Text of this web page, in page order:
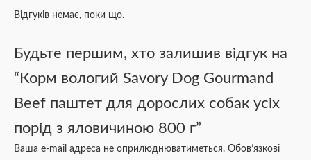
Відгуків немає, поки що.
Будьте першим, хто залишив відгук на
“Корм вологий Savory Dog Gourmand
Beef паштет для дорослих собак усіх
порід з яловичиною 800 г”
Ваша e-mail адреса не оприлюднюватиметься. Обов’язкові